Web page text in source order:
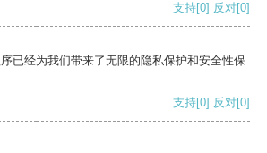
支持[0] 反对[0]
已经为我们带来了无限的隐私保护和安全性保
支持[0] 反对[0]